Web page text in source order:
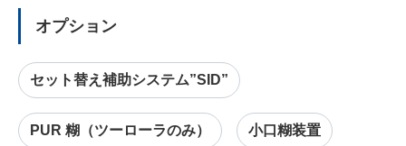
オプション
セット替え補助システム”SID”
PUR 糊（ツーローラのみ） 小口糊装置